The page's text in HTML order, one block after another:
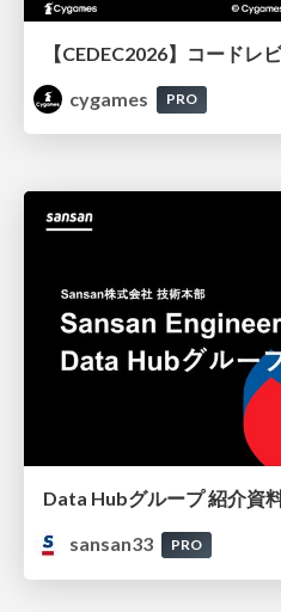
cygames
PRO
Data Hubグループ 紹介資
sansan33
PRO